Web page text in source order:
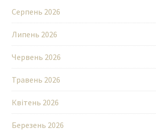
Серпень 2026
Липень 2026
Червень 2026
Травень 2026
Квітень 2026
Березень 2026